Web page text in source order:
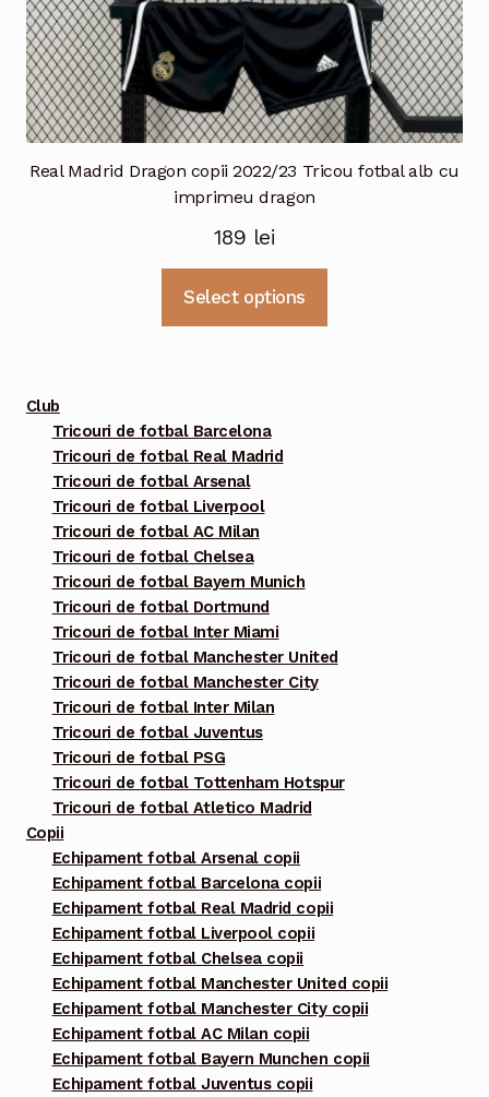
Real Madrid Dragon copii 2022/23 Tricou fotbal alb cu
imprimeu dragon
189 lei
Select options
Club
Tricouri de fotbal Barcelona
Tricouri de fotbal Real Madrid
Tricouri de fotbal Arsenal
Tricouri de fotbal Liverpool
Tricouri de fotbal AC Milan
Tricouri de fotbal Chelsea
Tricouri de fotbal Bayern Munich
Tricouri de fotbal Dortmund
Tricouri de fotbal Inter Miami
Tricouri de fotbal Manchester United
Tricouri de fotbal Manchester City
Tricouri de fotbal Inter Milan
Tricouri de fotbal Juventus
Tricouri de fotbal PSG
Tricouri de fotbal Tottenham Hotspur
Tricouri de fotbal Atletico Madrid
Copii
Echipament fotbal Arsenal copii
Echipament fotbal Barcelona copii
Echipament fotbal Real Madrid copii
Echipament fotbal Liverpool copii
Echipament fotbal Chelsea copii
Echipament fotbal Manchester United copii
Echipament fotbal Manchester City copii
Echipament fotbal AC Milan copii
Echipament fotbal Bayern Munchen copii
Echipament fotbal Juventus copii